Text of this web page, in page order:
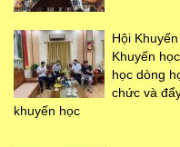
Hội
Khuyến
học dòng
chức và
khuyến học